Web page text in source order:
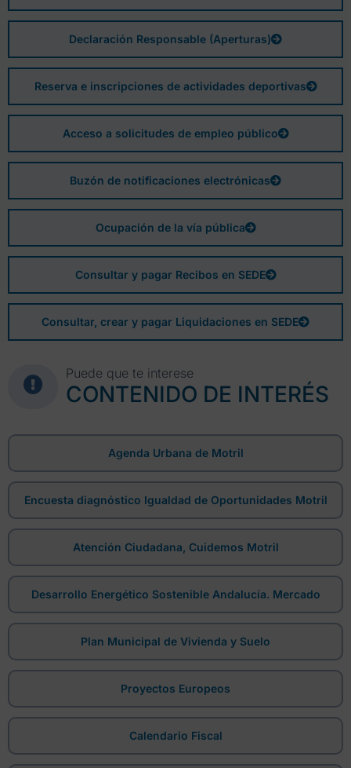
Declaración Responsable (Aperturas)
Reserva e inscripciones de actividades deportivas
Acceso a solicitudes de empleo público
Buzón de notificaciones electrónicas
Ocupación de la vía pública
Consultar y pagar Recibos en SEDE
Consultar, crear y pagar Liquidaciones en SEDE
Puede que te interese
CONTENIDO DE INTERÉS
Agenda Urbana de Motril
Encuesta diagnóstico Igualdad de Oportunidades Motril
Atención Ciudadana, Cuidemos Motril
Desarrollo Energético Sostenible Andalucía. Mercado
Plan Municipal de Vivienda y Suelo
Proyectos Europeos
Calendario Fiscal